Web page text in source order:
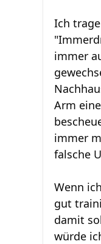
Ich
immer
Arm
immer
falsche
Wenn
gut
damit
würde